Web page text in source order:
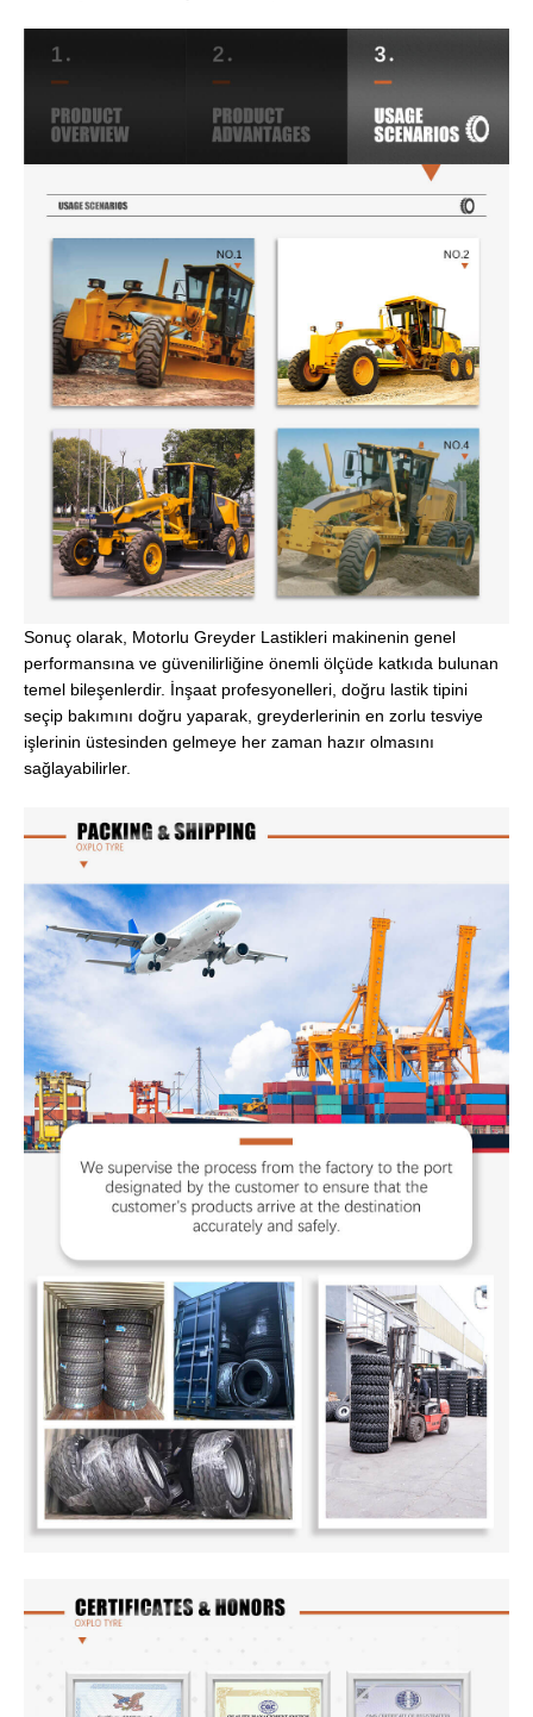
Sonuç olarak, Motorlu Greyder Lastikleri makinenin genel
performansına ve güvenilirliğine önemli ölçüde katkıda bulunan
temel bileşenlerdir. İnşaat profesyonelleri, doğru lastik tipini
seçip bakımını doğru yaparak, greyderlerinin en zorlu tesviye
işlerinin üstesinden gelmeye her zaman hazır olmasını
sağlayabilirler.